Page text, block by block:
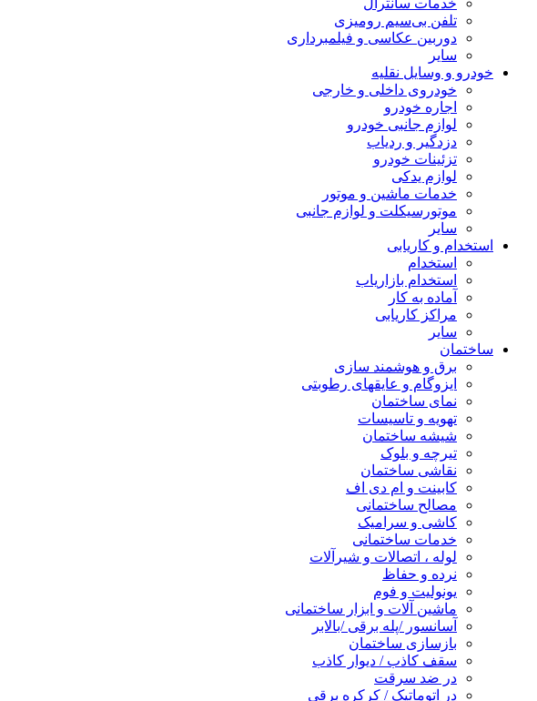
خدمات سانترال
تلفن بی‌سیم رومیزی
دوربین عکاسی و فیلمبرداری
سایر
خودرو و وسایل نقلیه
خودروی داخلی و خارجی
اجاره خودرو
لوازم جانبی خودرو
دزدگیر و ردیاب
تزئینات خودرو
لوازم یدکی
خدمات ماشین و موتور
موتورسیکلت و لوازم جانبی
سایر
استخدام و کاریابی
استخدام
استخدام بازاریاب
آماده به کار
مراکز کاریابی
سایر
ساختمان
برق و هوشمند سازی
ایزوگام و عایقهای رطوبتی
نمای ساختمان
تهویه و تاسیسات
شیشه ساختمان
تیرچه و بلوک
نقاشی ساختمان
کابینت و ام دی اف
مصالح ساختمانی
کاشی و سرامیک
خدمات ساختمانی
لوله ، اتصالات و شیرآلات
نرده و حفاظ
یونولیت و فوم
ماشین آلات و ابزار ساختمانی
آسانسور /پله برقی /بالابر
بازسازی ساختمان
سقف کاذب / دیوار کاذب
در ضد سرقت
در اتوماتیک / کرکره برقی